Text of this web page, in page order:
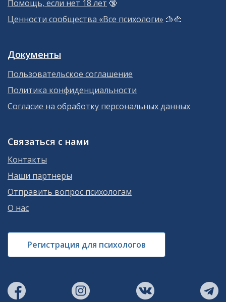
Помощь, если нет 18 лет 🔞
Ценности сообщества «Все психологи» 🫱‍🫲
Документы
Пользовательское соглашение
Политика конфиденциальности
Согласие на обработку персональных данных
Связаться с нами
Контакты
Наши партнеры
Отправить вопрос психологам
О нас
Регистрация для психологов